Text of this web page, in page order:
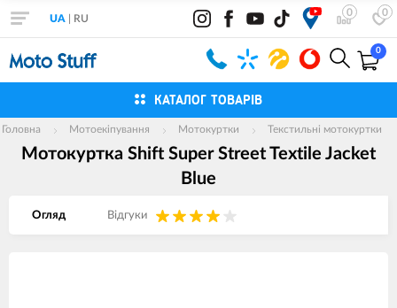
0 0
UA RU
0
КАТАЛОГ ТОВАРІВ
Головна Мотоекіпування Мотокуртки Текстильні мотокуртки
Мотокуртка Shift Super Street Textile Jacket
Blue
Огляд Вiдгуки